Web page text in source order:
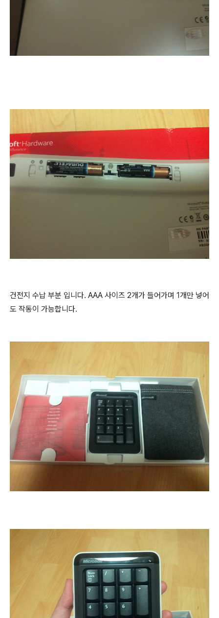
건전지 수납 부분 입니다. AAA 사이즈 2개가 들어가며 1개만 넣어
도 작동이 가능합니다.